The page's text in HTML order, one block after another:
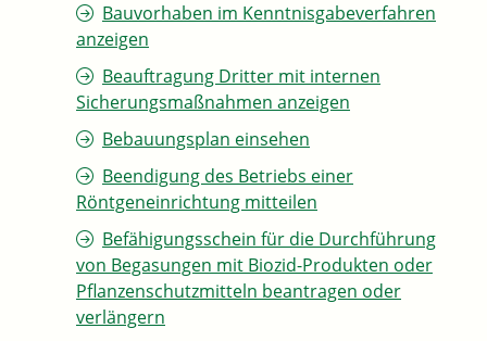
Bauvorhaben im Kenntnisgabeverfahren
anzeigen
Beauftragung Dritter mit internen
Sicherungsmaßnahmen anzeigen
Bebauungsplan einsehen
Beendigung des Betriebs einer
Röntgeneinrichtung mitteilen
Befähigungsschein für die Durchführung
von Begasungen mit Biozid-Produkten oder
Pflanzenschutzmitteln beantragen oder
verlängern